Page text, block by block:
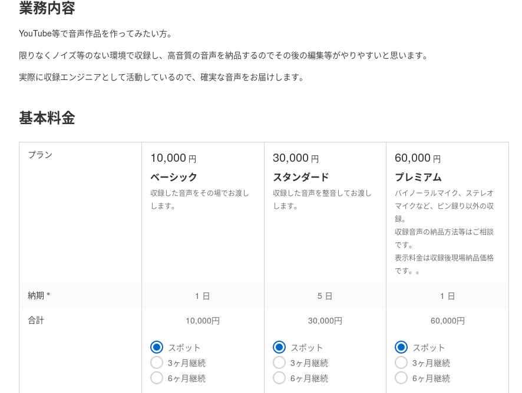
業務内容
YouTube等で音声作品を作ってみたい方。
限りなくノイズ等のない環境で収録し、高音質の音声を納品するのでその後の編集等がやりやすいと思います。
実際に収録エンジニアとして活動しているので、確実な音声をお届けします。
基本料金
プラン 10,000 円
ベーシック
収録した音声をその場でお渡し
します。
30,000 円
スタンダード
収録した音声を整音してお渡し
します。
60,000 円
プレミアム
バイノーラルマイク、ステレオ
マイクなど、ピン録り以外の収
録。
収録音声の納品方法等はご相談
です。
表示料金は収録後現場納品価格
です。。
納期 ※ 1 日 5 日 1 日
合計 10,000円
スポット
3ヶ月継続
6ヶ月継続
30,000円
スポット
3ヶ月継続
6ヶ月継続
60,000円
スポット
3ヶ月継続
6ヶ月継続